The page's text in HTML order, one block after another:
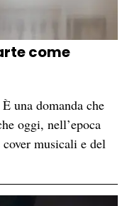
come
una domanda che
oggi, nell’epoca
musicali e del